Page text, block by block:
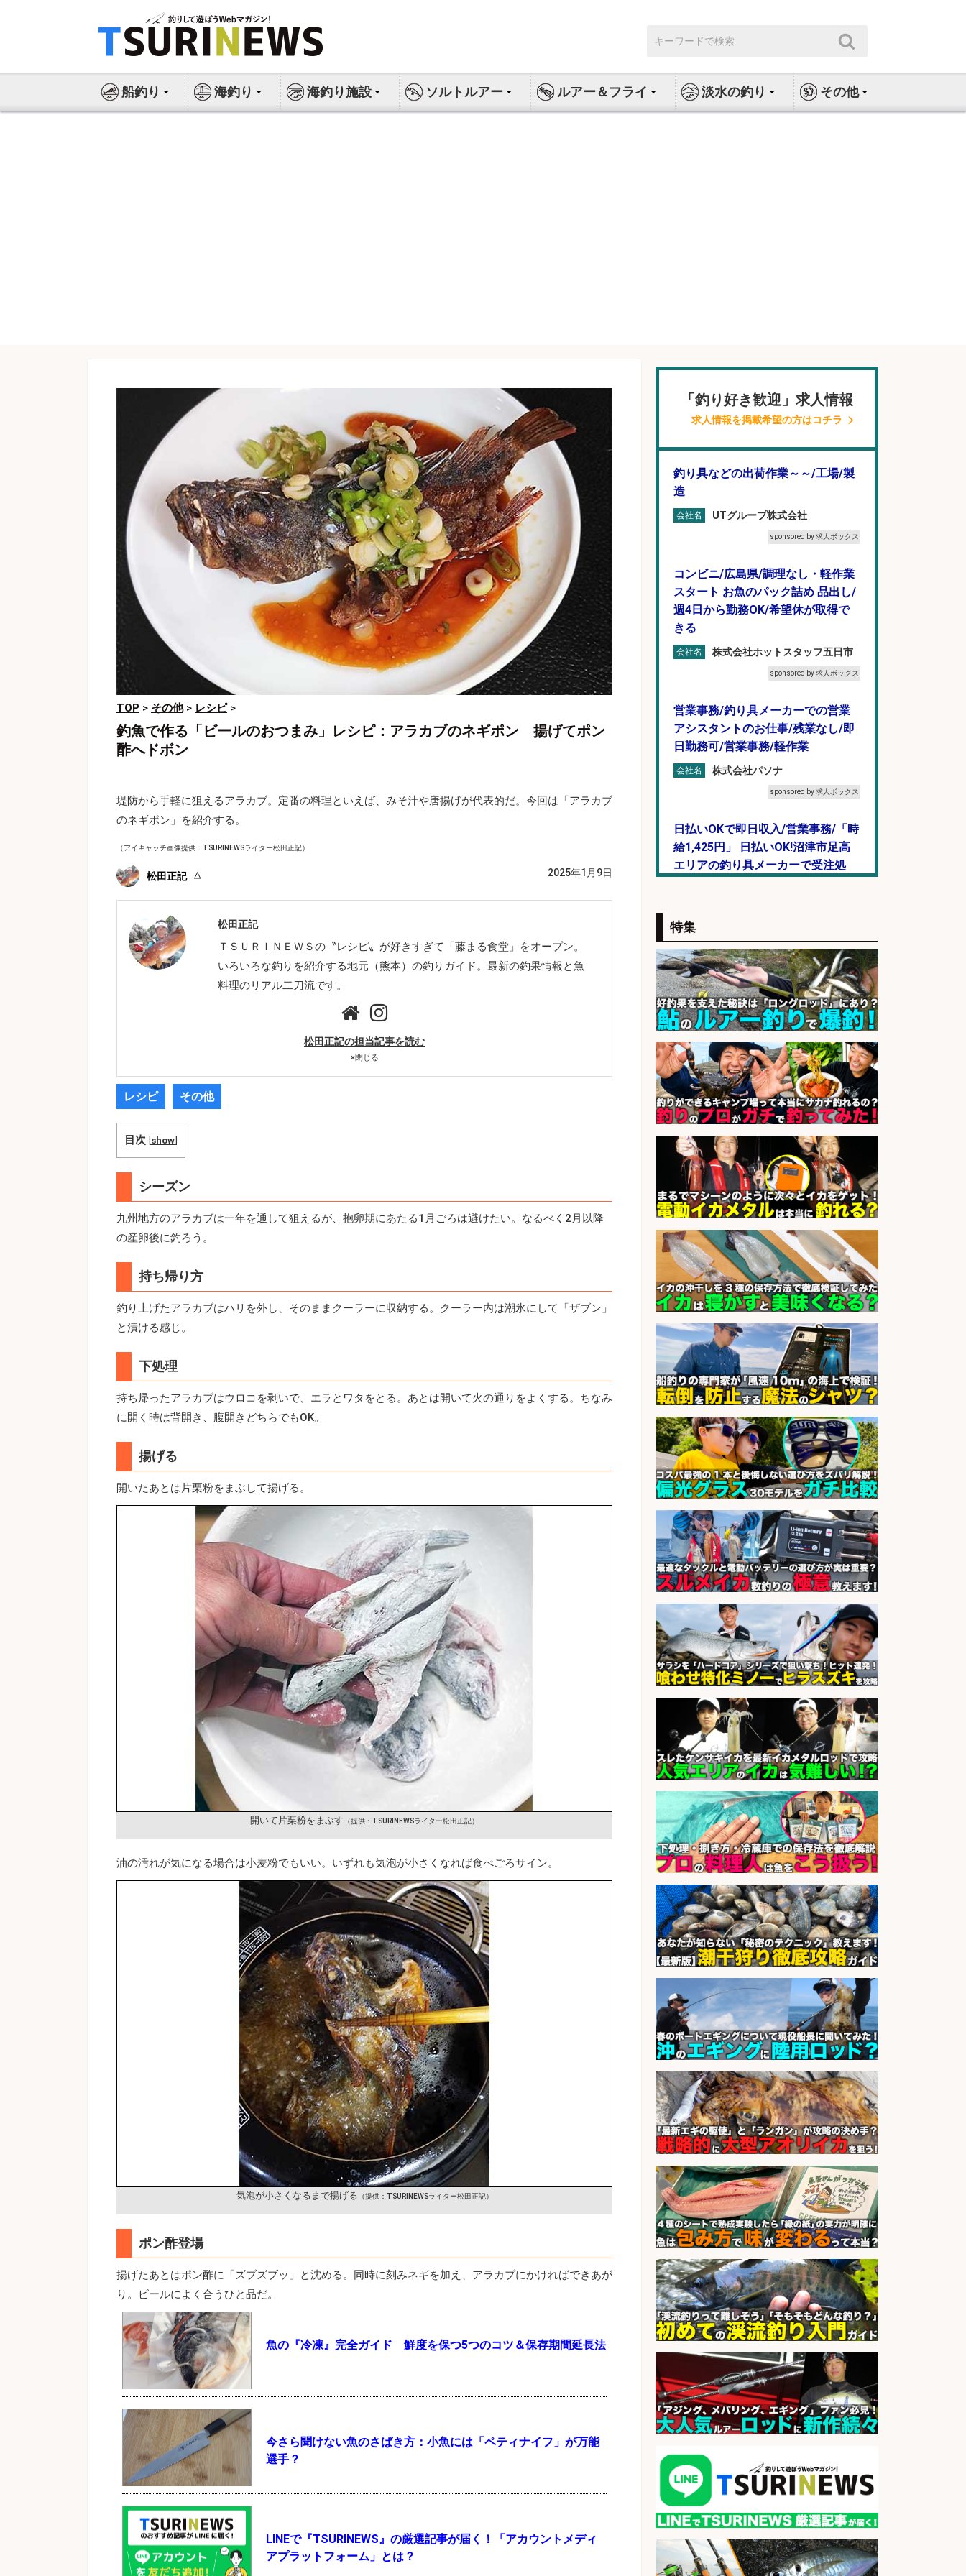
ス
索:
船釣り 海釣り 海釣り施設 ソルトルアー ルアー＆フライ 淡水の釣り その他
TOP > その他> レシピ>
釣魚で作る「ビールのおつまみ」レシピ：アラカブのネギポン 揚げてポン
酢へドボン
堤防から手軽に狙えるアラカブ。定番の料理といえば、みそ汁や唐揚げが代表的だ。今回は「アラカブ
のネギポン」を紹介する。
（アイキャッチ画像提供：TSURINEWSライター松田正記）
松田正記 2025年1月9日
松田正記
ＴＳＵＲＩＮＥＷＳの〝レシピ〟が好きすぎて「藤まる食堂」をオープン。
いろいろな釣りを紹介する地元（熊本）の釣りガイド。最新の釣果情報と魚
料理のリアル二刀流です。
松田正記の担当記事を読む
×閉じる
レシピ その他
目次 [show]
シーズン
九州地方のアラカブは一年を通して狙えるが、抱卵期にあたる1月ごろは避けたい。なるべく2月以降
の産卵後に釣ろう。
持ち帰り方
釣り上げたアラカブはハリを外し、そのままクーラーに収納する。クーラー内は潮氷にして「ザブン」
と漬ける感じ。
下処理
持ち帰ったアラカブはウロコを剥いで、エラとワタをとる。あとは開いて火の通りをよくする。ちなみ
に開く時は背開き、腹開きどちらでもOK。
揚げる
開いたあとは片栗粉をまぶして揚げる。
開いて片栗粉をまぶす （提供：TSURINEWSライター松田正記）
油の汚れが気になる場合は小麦粉でもいい。いずれも気泡が小さくなれば食べごろサイン。
気泡が小さくなるまで揚げる （提供：TSURINEWSライター松田正記）
ポン酢登場
揚げたあとはポン酢に「ズブズブッ」と沈める。同時に刻みネギを加え、アラカブにかければできあが
り。ビールによく合うひと品だ。
魚の『冷凍』完全ガイド 鮮度を保つ5つのコツ＆保存期間延長法
今さら聞けない魚のさばき方：小魚には「ペティナイフ」が万能
選手？
LINEで『TSURINEWS』の厳選記事が届く！「アカウントメディ
アプラットフォーム」とは？
「釣り好き歓迎」求人情報
求人情報を掲載希望の方はコチラ
釣り具などの出荷作業～～/工場/製
造
会社名 UTグループ株式会社
sponsored by 求人ボックス
コンビニ/広島県/調理なし・軽作業
スタート お魚のパック詰め 品出し/
週4日から勤務OK/希望休が取得で
きる
会社名 株式会社ホットスタッフ五日市
sponsored by 求人ボックス
営業事務/釣り具メーカーでの営業
アシスタントのお仕事/残業なし/即
日勤務可/営業事務/軽作業
会社名 株式会社パソナ
sponsored by 求人ボックス
日払いOKで即日収入/営業事務/「時
給1,425円」 日払いOK!沼津市足高
エリアの釣り具メーカーで受注処
津市
会社名
株式会社セイノースタッフサー
ビス
sponsored by 求人ボックス
日払いOKで即日収入/キッチンスタ
ッフ/「神戸市灘区」日払いOK/王子
公園駅徒歩4分のスーパーでお魚の
加工やお刺身の盛り付け/未経験歓
迎のシフト制日勤/自転車・バイク
通勤OK
会社名
パーソルファクトリーパートナ
ーズ株式会社
sponsored by 求人ボックス
人材紹介事業責任者候補/飲食業界
向けSaaS企業「魚ぽち」/東証グロ
ース市場上場
会社名 株式会社フーディソン
sponsored by 求人ボックス
払いOK!札幌市厚別区のスーパーで
鮮魚のパック詰め・ラベル貼り・品
出し/マイカー通勤OK/魚好き歓迎/
交通費支給/未経験歓迎
会社名 株式会社シグマスタッフ
sponsored by 求人ボックス
釣り具/評価・テスト・実験/釣り具
部品・工業用部品メーカー/Excel
会社名 株式会社スタッフサービス
sponsored by 求人ボックス
日払いOKで即日収入/飲食・フード
その他/「神戸市灘区」 自転車/王子
公園駅徒歩4分のスーパーでお魚の
加工やお刺身の盛り付け/日払いOK/
未経験歓迎のシフト制日勤&バイク
通勤OK
パーソルファクトリーパートナ
ーズ株式会社
sponsored by 求人ボックス
日払いOKで即日収入/不動産・金
融・コンサルティングその他/スー
パーマーケットのお魚部門でお仕
事/宮城県/仙台市太白区
会社名 株式会社ヒューマントラスト
sponsored by 求人ボックス
さらに求人情報を見る
特集